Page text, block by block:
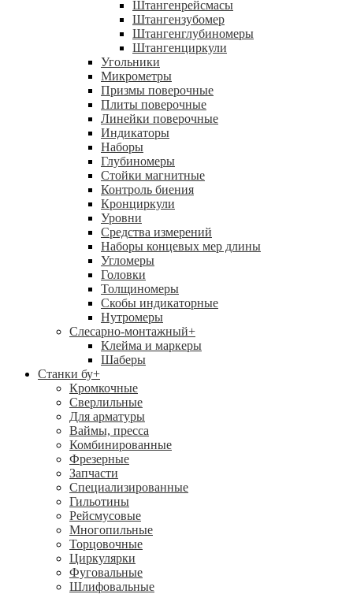
Штангенрейсмасы
Штангензубомер
Штангенглубиномеры
Штангенциркули
Угольники
Микрометры
Призмы поверочные
Плиты поверочные
Линейки поверочные
Индикаторы
Наборы
Глубиномеры
Стойки магнитные
Контроль биения
Кронциркули
Уровни
Средства измерений
Наборы концевых мер длины
Угломеры
Головки
Толщиномеры
Скобы индикаторные
Нутромеры
Слесарно-монтажный+
Клейма и маркеры
Шаберы
Станки бу+
Кромкочные
Сверлильные
Для арматуры
Ваймы, пресса
Комбинированные
Фрезерные
Запчасти
Специализированные
Гильотины
Рейсмусовые
Многопильные
Торцовочные
Циркулярки
Фуговальные
Шлифовальные